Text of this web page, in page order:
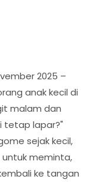
2025 –
anak kecil di
malam dan
tetap lapar?"
sejak kecil,
untuk meminta,
ke tangan